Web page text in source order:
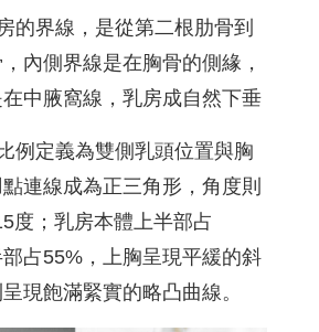
的界線，是從第二根肋骨到
內側界線是在胸骨的側緣，
中腋窩線，乳房成自然下垂
例定義為雙側乳頭位置與胸
連線成為正三角形，角度則
度；乳房本體上半部占
占55%，上胸呈現平緩的斜
現飽滿緊實的略凸曲線。